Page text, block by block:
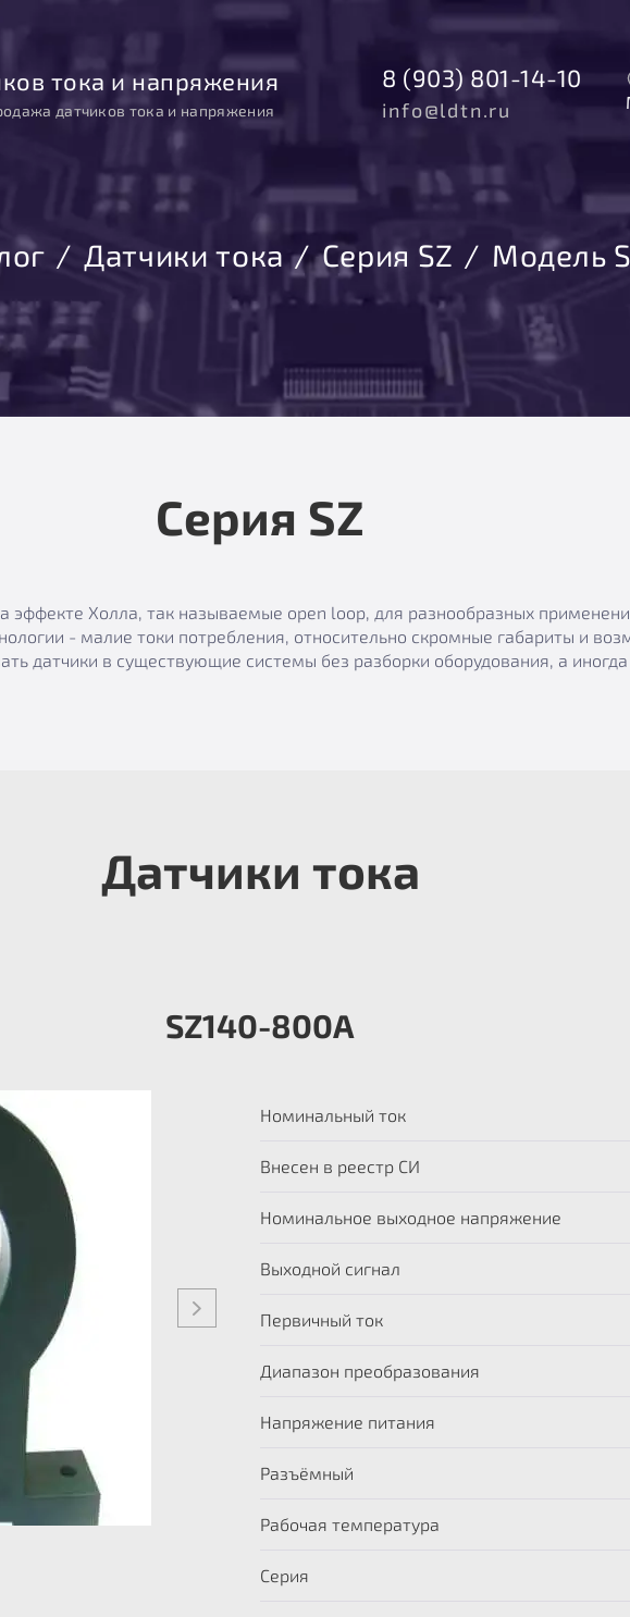
тока и напряжения
датчиков тока и напряжения
8 (903) 801-14-10
info@ldtn.ru
Датчики тока Серия SZ Модель
Серия SZ
эффекте Холла, так называемые open loop, для разнообразных
- малие токи потребления, относительно скромные габариты и
датчики в существующие системы без разборки оборудования, а
Датчики тока
SZ140-800А
Номинальный ток
Внесен в реестр СИ
Номинальное выходное напряжение
Выходной сигнал
Первичный ток
Диапазон преобразования
Напряжение питания
Разъёмный
Рабочая температура
Серия